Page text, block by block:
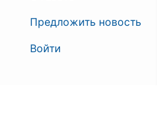
Предложить новость
Войти